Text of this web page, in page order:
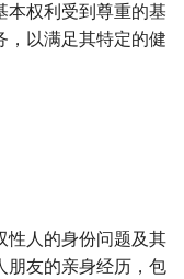
本权利受到尊重的基
，以满足其特定的健
性人的身份问题及其
朋友的亲身经历，包